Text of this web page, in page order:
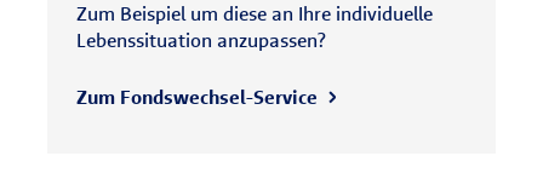
Zum Beispiel um diese an Ihre individuelle
Lebenssituation anzupassen?
Zum Fondswechsel-Service